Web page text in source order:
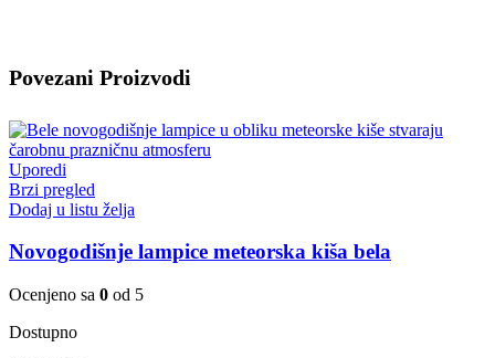
Povezani Proizvodi
Uporedi
Brzi pregled
Dodaj u listu želja
Novogodišnje lampice meteorska kiša bela
Ocenjeno sa 0 od 5
Dostupno